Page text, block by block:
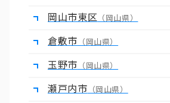
岡山市東区 （岡山県）
倉敷市 （岡山県）
玉野市 （岡山県）
瀬戸内市 （岡山県）